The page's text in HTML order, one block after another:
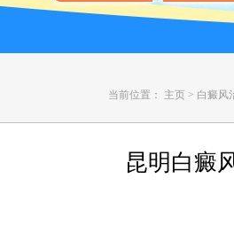
当前位置： 主页 > 白癜风
昆明白癜